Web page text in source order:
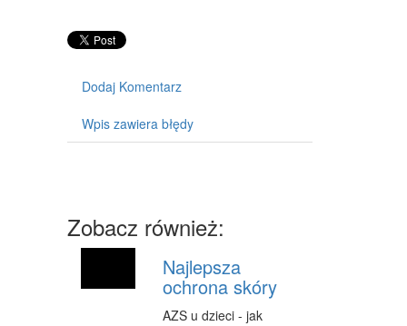
SPORT
ELEKTRONIKA, RTV, AGD
CHEMIA
ART. SPOŻYWCZE
MATERIAŁY EKSPLOATACYJNE
Dodaj Komentarz
Wpis zawiera błędy
Zobacz również:
Najlepsza
ochrona skóry
AZS u dzieci - jak